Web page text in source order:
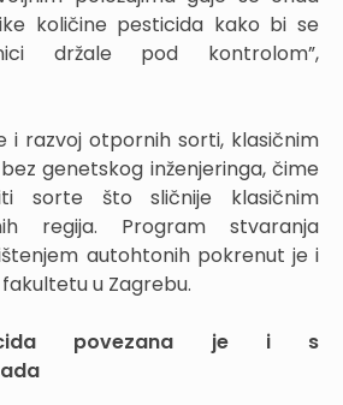
količine pesticida kako bi se
držale pod kontrolom”,
i razvoj otpornih sorti, klasičnim
genetskog inženjeringa, čime
sorte što sličnije klasičnim
regija. Program stvaranja
autohtonih pokrenut je i
u Zagrebu.
povezana je i s